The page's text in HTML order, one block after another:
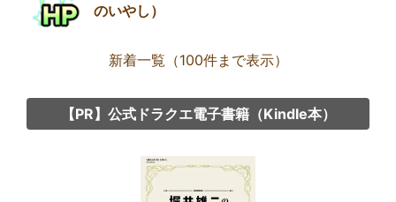
のいやし）
新着一覧（100件まで表示）
【PR】公式ドラクエ電子書籍（Kindle本）